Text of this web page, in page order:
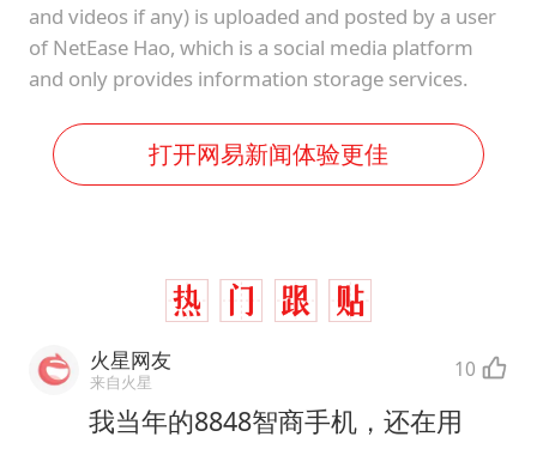
and videos if any) is uploaded and posted by a user
of NetEase Hao, which is a social media platform
and only provides information storage services.
打开网易新闻体验更佳
火星网友
来自火星 10
我当年的8848智商手机，还在用